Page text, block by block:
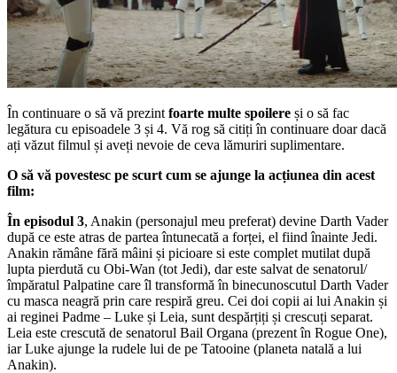
În continuare o să vă prezint foarte multe spoilere și o să fac
legătura cu episoadele 3 și 4. Vă rog să citiți în continuare doar dacă
ați văzut filmul și aveți nevoie de ceva lămuriri suplimentare.
O să vă povestesc pe scurt cum se ajunge la acțiunea din acest
film:
În episodul 3, Anakin (personajul meu preferat) devine Darth Vader
după ce este atras de partea întunecată a forței, el fiind înainte Jedi.
Anakin rămâne fără mâini și picioare si este complet mutilat după
lupta pierdută cu Obi-Wan (tot Jedi), dar este salvat de senatorul/
împăratul Palpatine care îl transformă în binecunoscutul Darth Vader
cu masca neagră prin care respiră greu. Cei doi copii ai lui Anakin și
ai reginei Padme – Luke și Leia, sunt despărțiți și crescuți separat.
Leia este crescută de senatorul Bail Organa (prezent în Rogue One),
iar Luke ajunge la rudele lui de pe Tatooine (planeta natală a lui
Anakin).